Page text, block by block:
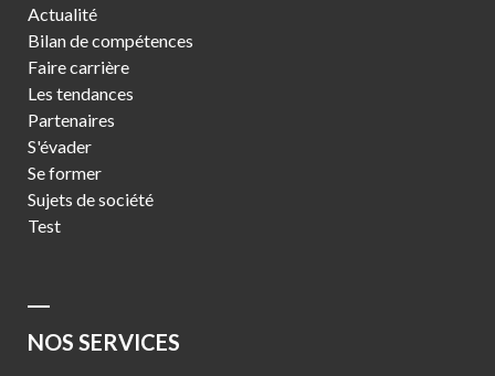
Actualité
Bilan de compétences
Faire carrière
Les tendances
Partenaires
S'évader
Se former
Sujets de société
Test
NOS SERVICES